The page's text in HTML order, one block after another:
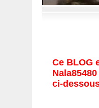
Ce BLOG
ci-